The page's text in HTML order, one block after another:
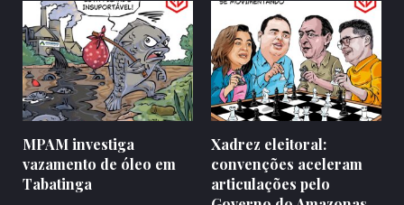
MPAM investiga
vazamento de óleo em
Tabatinga
Xadrez eleitoral:
convenções aceleram
articulações pelo